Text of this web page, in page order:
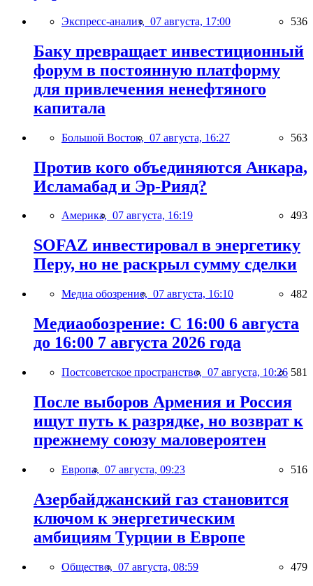
Экспресс-анализ, 07 августа, 17:00 536
Баку превращает инвестиционный
форум в постоянную платформу
для привлечения ненефтяного
капитала
Большой Восток, 07 августа, 16:27 563
Против кого объединяются Анкара,
Исламабад и Эр-Рияд?
Америка, 07 августа, 16:19 493
SOFAZ инвестировал в энергетику
Перу, но не раскрыл сумму сделки
Медиа обозрение, 07 августа, 16:10 482
Медиаобозрение: С 16:00 6 августа
до 16:00 7 августа 2026 года
Постсоветское пространство, 07 августа, 10:26 581
После выборов Армения и Россия
ищут путь к разрядке, но возврат к
прежнему союзу маловероятен
Европа, 07 августа, 09:23 516
Азербайджанский газ становится
ключом к энергетическим
амбициям Турции в Европе
Общество, 07 августа, 08:59 479